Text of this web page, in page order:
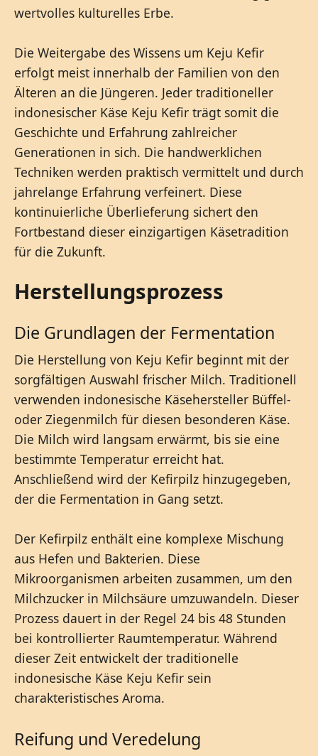
wertvolles kulturelles Erbe.
Die Weitergabe des Wissens um Keju Kefir
erfolgt meist innerhalb der Familien von den
Älteren an die Jüngeren. Jeder traditioneller
indonesischer Käse Keju Kefir trägt somit die
Geschichte und Erfahrung zahlreicher
Generationen in sich. Die handwerklichen
Techniken werden praktisch vermittelt und durch
jahrelange Erfahrung verfeinert. Diese
kontinuierliche Überlieferung sichert den
Fortbestand dieser einzigartigen Käsetradition
für die Zukunft.
Herstellungsprozess
Die Grundlagen der Fermentation
Die Herstellung von Keju Kefir beginnt mit der
sorgfältigen Auswahl frischer Milch. Traditionell
verwenden indonesische Käsehersteller Büffel-
oder Ziegenmilch für diesen besonderen Käse.
Die Milch wird langsam erwärmt, bis sie eine
bestimmte Temperatur erreicht hat.
Anschließend wird der Kefirpilz hinzugegeben,
der die Fermentation in Gang setzt.
Der Kefirpilz enthält eine komplexe Mischung
aus Hefen und Bakterien. Diese
Mikroorganismen arbeiten zusammen, um den
Milchzucker in Milchsäure umzuwandeln. Dieser
Prozess dauert in der Regel 24 bis 48 Stunden
bei kontrollierter Raumtemperatur. Während
dieser Zeit entwickelt der traditionelle
indonesische Käse Keju Kefir sein
charakteristisches Aroma.
Reifung und Veredelung